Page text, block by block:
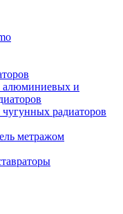
алюминиевых и
радиаторов
метражом